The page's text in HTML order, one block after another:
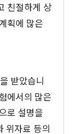
친절하게 상
획에 많은
받았습니
에서의 많은
로 설명을
위자료 등의